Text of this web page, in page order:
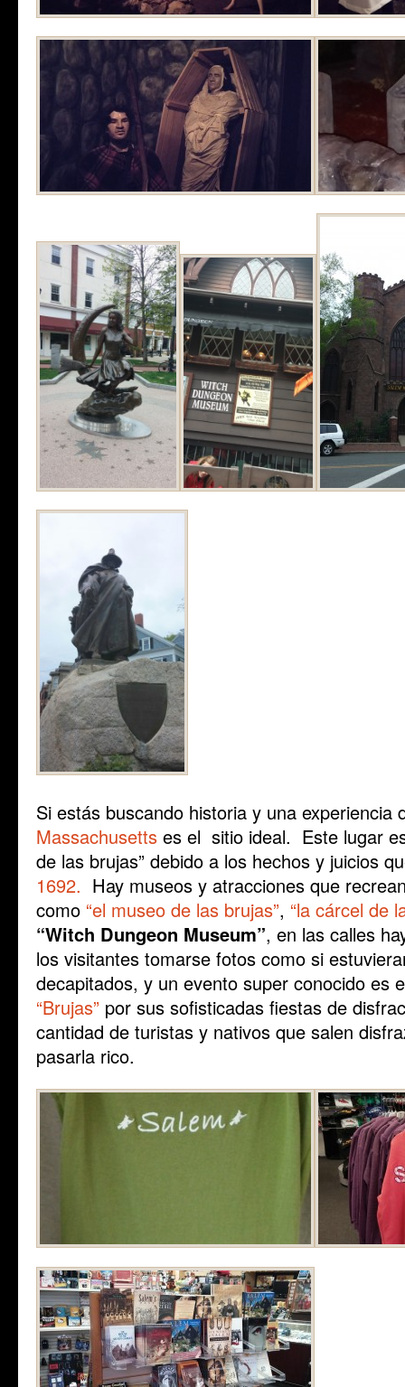
Si estás buscando historia y una experiencia
Massachusetts es el sitio ideal. Este lugar
de las brujas” debido a los hechos y juicios
1692. Hay museos y atracciones que
como “el museo de las brujas”, “la cárcel de
“Witch Dungeon Museum”, en las calles
los visitantes tomarse fotos como si
decapitados, y un evento super conocido es
“Brujas” por sus sofisticadas fiestas de
cantidad de turistas y nativos que salen
pasarla rico.